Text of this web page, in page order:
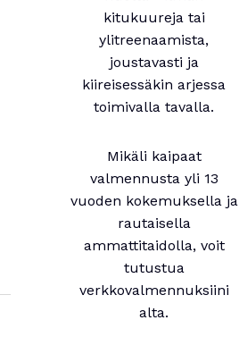
kitukuureja tai
ylitreenaamista,
joustavasti ja
kiireisessäkin arjessa
toimivalla tavalla.
Mikäli kaipaat
valmennusta yli 13
vuoden kokemuksella ja
rautaisella
ammattitaidolla, voit
tutustua
verkkovalmennuksiini
alta.